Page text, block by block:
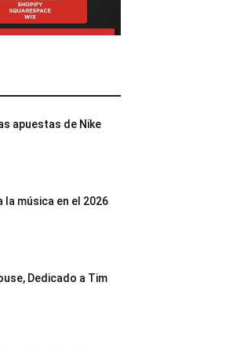
apuestas de Nike
la música en el 2026
Dedicado a Tim